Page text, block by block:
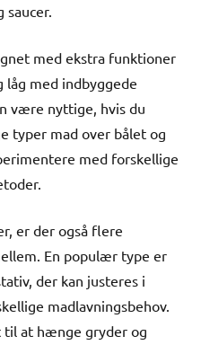
med ekstra funktioner
låg med indbyggede
være nyttige, hvis du
typer mad over bålet og
med forskellige
er der også flere
En populær type er
der kan justeres i
madlavningsbehov.
at hænge gryder og